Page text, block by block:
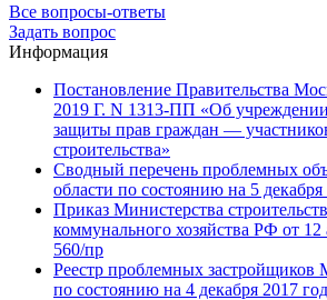
Все вопросы-ответы
Задать вопрос
Информация
Постановление Правительства
2019 Г. N 1313-ПП «Об
защиты прав граждан —
строительства»
Сводный перечень проблемных
области по состоянию на 5 декабря
Приказ Министерства
коммунального хозяйства РФ от 12
560/пр
Реестр проблемных застройщиков
по состоянию на 4 декабря 2017